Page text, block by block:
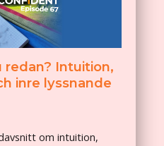
redan? Intuition,
inre lyssnande
om intuition,